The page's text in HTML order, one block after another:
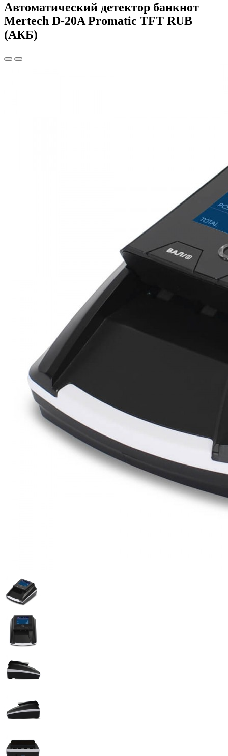
Автоматический детектор банкнот
Mertech D-20A Promatic TFT RUB
(АКБ)